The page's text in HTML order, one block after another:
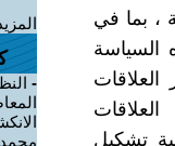
، بما في
السياسة
العلاقات
تشكيل
-